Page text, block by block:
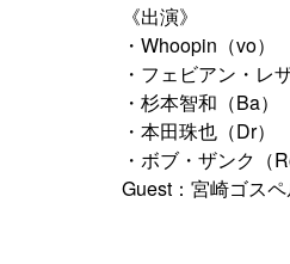
《出演》
・Whoopin（vo）
・フェビアン・レ
・杉本智和（Ba）
・本田珠也（
・ボブ・ザンク（
Guest：宮崎ゴス